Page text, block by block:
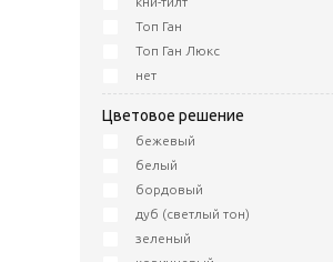
Топ Ган
Топ Ган Люкс
нет
Цветовое решение
бежевый
белый
бордовый
дуб (светлый тон)
зеленый